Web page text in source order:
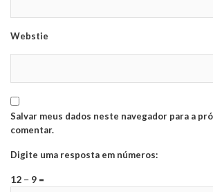
Webstie
Salvar meus dados neste navegador para a
comentar.
Digite uma resposta em números:
12 − 9 =